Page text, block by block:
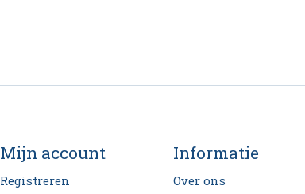
Mijn account
Registreren
Informatie
Over ons